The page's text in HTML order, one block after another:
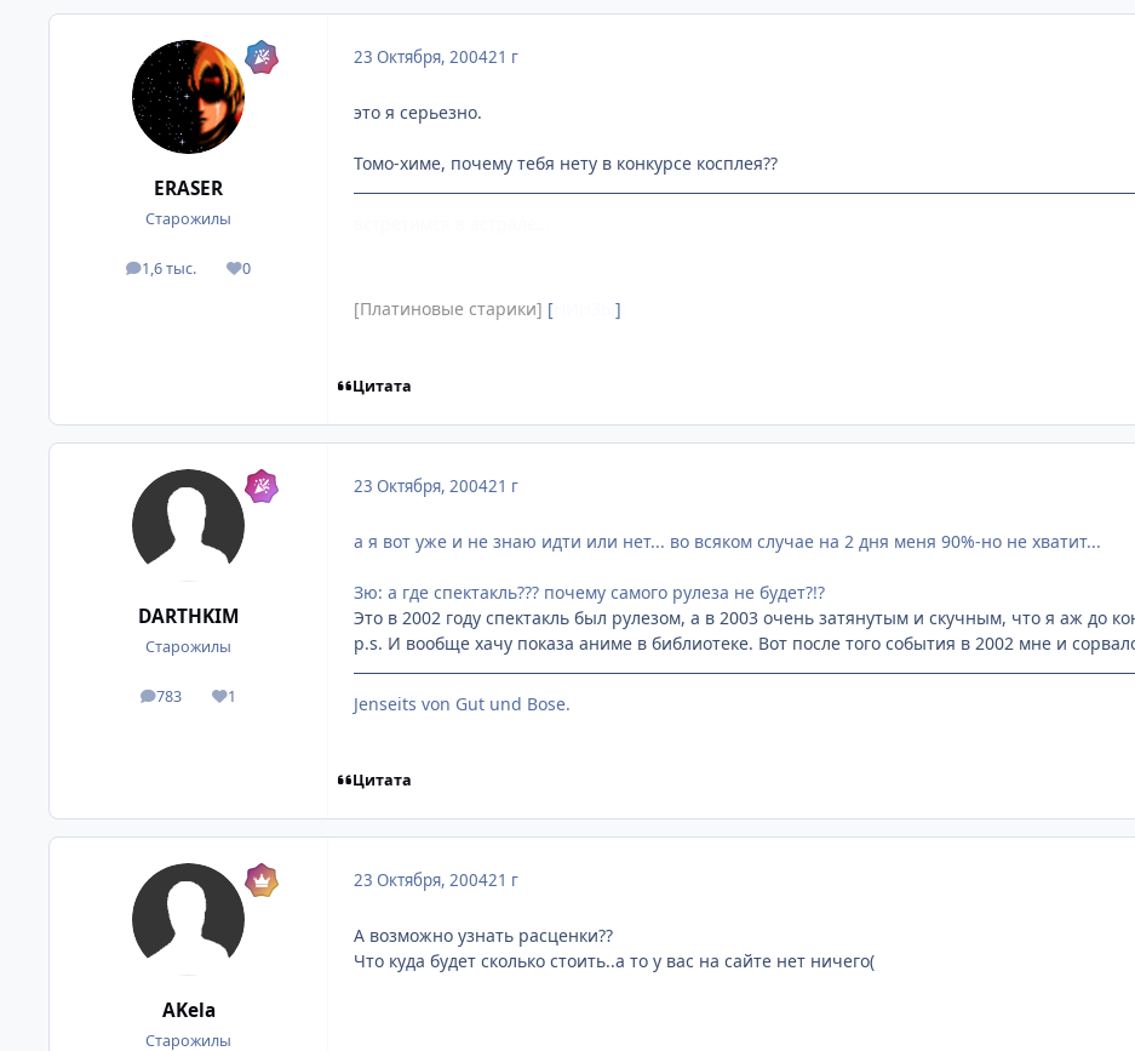
ERASER
Старожилы
1,6 тыс.
посты 0
Репутация
23 Октября, 200421 г
это я серьезно.
Томо-химе, почему тебя нету в конкурсе косплея??
[Платиновые старики] [ ]
Цитата
DARTHKIM
Старожилы
783
посты 1
Репутация
23 Октября, 200421 г
а я вот уже и не знаю идти или нет... во всяком случае на 2 дня меня 90%-но не хватит...
Зю: а где спектакль??? почему самого рулеза не будет?!?
Это в 2002 году спектакль был рулезом, а в 2003 очень затянутым и скучным, что я аж до
p.s. И вообще хачу показа аниме в библиотеке. Вот после того события в 2002 мне и
Jenseits von Gut und Bose.
Цитата
AKela
Старожилы
23 Октября, 200421 г
А возможно узнать расценки??
Что куда будет сколько стоить..а то у вас на сайте нет ничего(